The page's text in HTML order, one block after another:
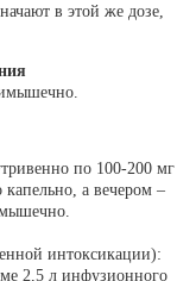
в этой же дозе,
по 100-200 мг
а вечером –
интоксикации):
2,5 л инфузионного